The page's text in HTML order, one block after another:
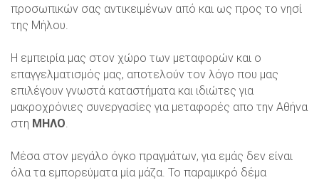
προσωπικών σας αντικειμένων από και ως προς το νησί
της Μήλου.
Η εμπειρία μας στον χώρο των μεταφορών και ο
επαγγελματισμός μας, αποτελούν τον λόγο που μας
επιλέγουν γνωστά καταστήματα και ιδιώτες για
μακροχρόνιες συνεργασίες για μεταφορές απο την Αθήνα
στη ΜΗΛΟ
Μέσα στον μεγάλο όγκο πραγμάτων, για εμάς δεν είναι
όλα τα εμπορεύματα μία μάζα. Το παραμικρό δέμα